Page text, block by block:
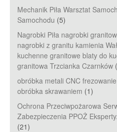
Mechanik Piła Warsztat
Samochodu (5)
Nagrobki Piła nagrobki
nagrobki z granitu kamienia
kuchenne granitowe blaty do
granitowa Trzcianka Czarnków
obróbka metali CNC
obróbka skrawaniem (1)
Ochrona Przeciwpożarowa
Zabezpieczenia PPOŻ
(21)